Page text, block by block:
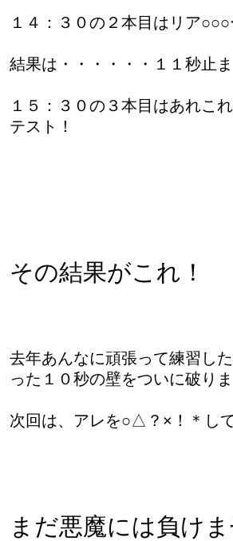
１４：３０の２本目はリア○○○
結果は・・・・・・１１秒止ま
１５：３０の３本目はあれこ
テスト！
その結果がこれ！
去年あんなに頑張って練習し
った１０秒の壁をついに破り
次回は、アレを○△？×！＊し
まだ悪魔には負け